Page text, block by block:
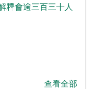
釋會逾三百三十人
查看全部